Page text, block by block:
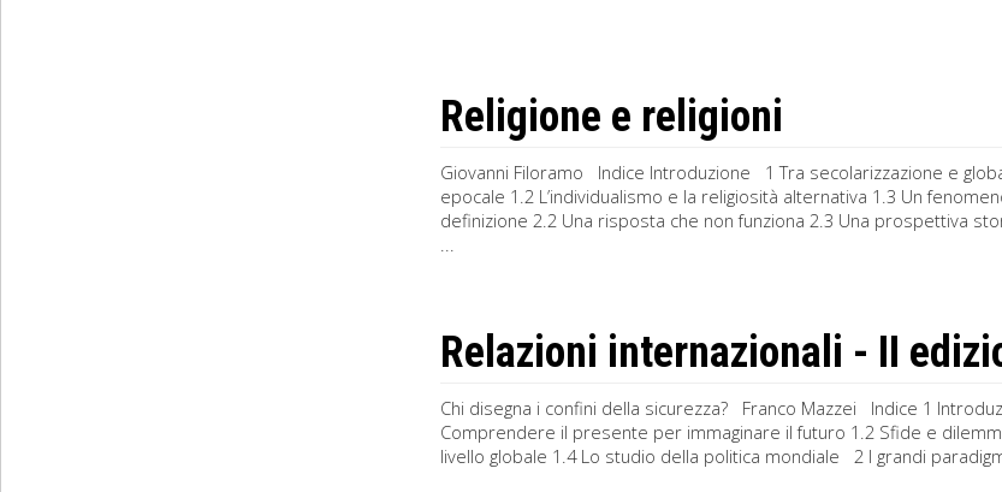
Religione e religioni
Giovanni Filoramo Indice Introduzione 1 Tra secolarizzazione e
epocale 1.2 L’individualismo e la religiosità alternativa 1.3 Un
definizione 2.2 Una risposta che non funziona 2.3 Una prospettiva
...
Relazioni internazionali - II
Chi disegna i confini della sicurezza? Franco Mazzei Indice 1
Comprendere il presente per immaginare il futuro 1.2 Sfide e
livello globale 1.4 Lo studio della politica mondiale 2 I grandi